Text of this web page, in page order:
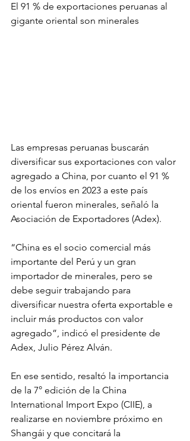
El 91 % de exportaciones peruanas al
gigante oriental son minerales
Las empresas peruanas buscarán
diversificar sus exportaciones con valor
agregado a China, por cuanto el 91 %
de los envíos en 2023 a este país
oriental fueron minerales, señaló la
Asociación de Exportadores (Adex).
“China es el socio comercial más
importante del Perú y un gran
importador de minerales, pero se
debe seguir trabajando para
diversificar nuestra oferta exportable e
incluir más productos con valor
agregado”, indicó el presidente de
Adex, Julio Pérez Alván.
En ese sentido, resaltó la importancia
de la 7° edición de la China
International Import Expo (CIIE), a
realizarse en noviembre próximo en
Shangái y que concitará la